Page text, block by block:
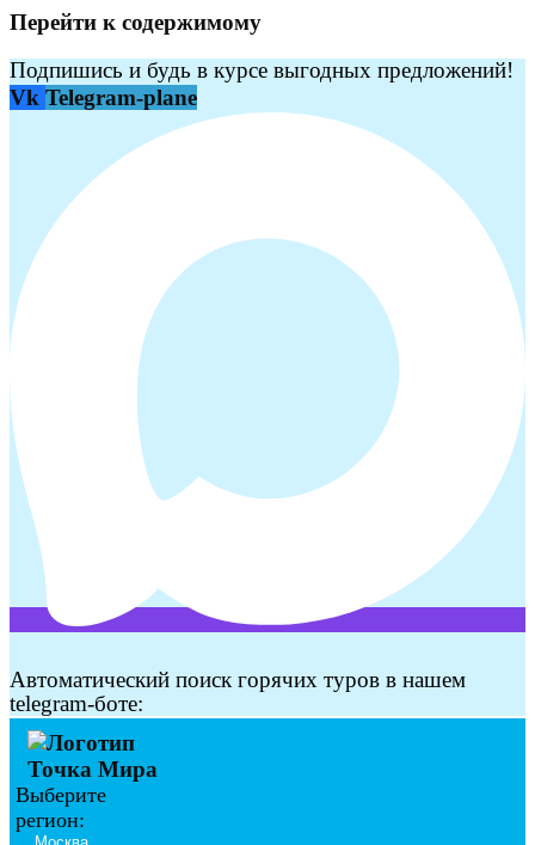
Перейти к содержимому
Подпишись и будь в курсе выгодных предложений!
Vk Telegram-plane
Автоматический поиск горячих туров в нашем
telegram-боте:
Выберите
регион: